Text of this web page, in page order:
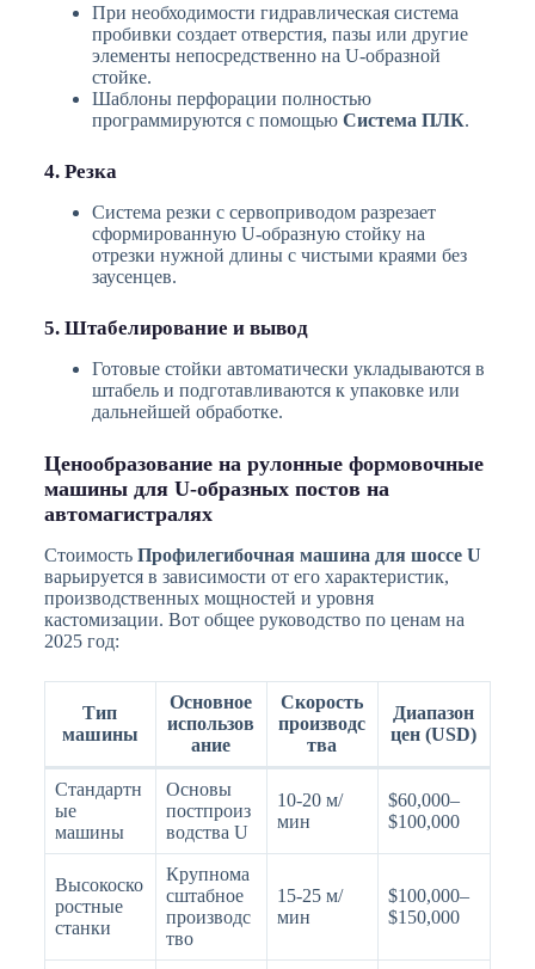
При необходимости гидравлическая система
пробивки создает отверстия, пазы или другие
элементы непосредственно на U-образной
стойке.
Шаблоны перфорации полностью
программируются с помощью Система ПЛК.
4. Резка
Система резки с сервоприводом разрезает
сформированную U-образную стойку на
отрезки нужной длины с чистыми краями без
заусенцев.
5. Штабелирование и вывод
Готовые стойки автоматически укладываются в
штабель и подготавливаются к упаковке или
дальнейшей обработке.
Ценообразование на рулонные формовочные
машины для U-образных постов на
автомагистралях
Стоимость Профилегибочная машина для шоссе U
варьируется в зависимости от его характеристик,
производственных мощностей и уровня
кастомизации. Вот общее руководство по ценам на
2025 год:
Тип
машины
Основное
использов
ание
Скорость
производс
тва
Диапазон
цен (USD)
Стандартн
ые
машины
Основы
постпроиз
водства U
10-20 м/
мин
$60,000–
$100,000
Высокоско
ростные
станки
Крупнома
сштабное
производс
тво
15-25 м/
мин
$100,000–
$150,000